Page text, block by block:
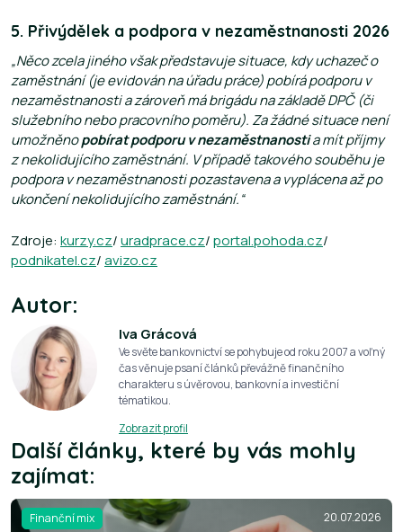
5. Přivýdělek a podpora v nezaměstnanosti 2026
„Něco zcela jiného však představuje situace, kdy uchazeč o
zaměstnání (je evidován na úřadu práce) pobírá podporu v
nezaměstnanosti a zároveň má brigádu na základě DPČ (či
služebního nebo pracovního poměru). Za žádné situace není
umožněnopobírat podporu v nezaměstnanostia mít příjmy
z nekolidujícího zaměstnání. V případě takového souběhu je
podpora v nezaměstnanosti pozastavena a vyplácena až po
ukončení nekolidujícího zaměstnání.“
Zdroje: kurzy.cz/uradprace.cz/portal.pohoda.cz/
podnikatel.cz/avizo.cz
Autor:
Iva Grácová
Ve světe bankovnictví se pohybuje od roku 2007 a voľný
čas věnuje psaní článků převážně finančního
charakteru s úvěrovou, bankovní a investiční
tématikou.
Zobrazit profil
Další články, které by vás mohly
zajímat:
Finanční mix 20.07.2026